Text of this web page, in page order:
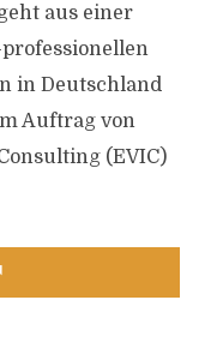
aus einer
in Deutschland
Auftrag von
(EVIC)